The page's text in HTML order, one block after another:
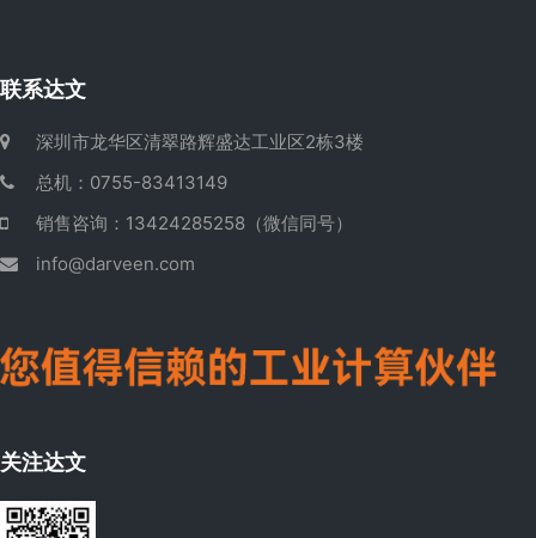
联系达文
深圳市龙华区清翠路辉盛达工业区2栋3楼
总机：0755-83413149
销售咨询：13424285258（微信同号）
info@darveen.com
关注达文